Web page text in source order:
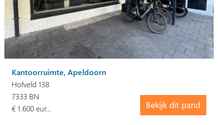
Kantoorruimte, Apeldoorn
Hofveld 138
Bekijk dit pand
7333 BN
€ 1.600 eur…